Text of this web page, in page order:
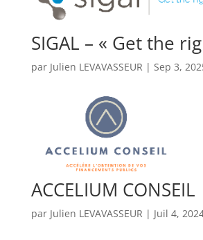
SIGAL – « Get the
par Julien LEVAVASSEUR | Sep 3,
ACCELIUM CONSEIL
par Julien LEVAVASSEUR | Juil 4,